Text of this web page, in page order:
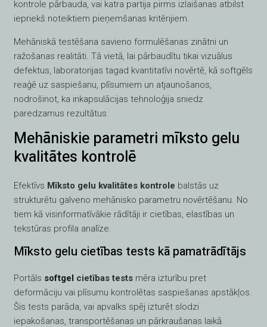
kontrole pārbauda, vai katra partija pirms izlaišanas atbilst
iepriekš noteiktiem pieņemšanas kritērijiem.
Mehāniskā testēšana savieno formulēšanas zinātni un
ražošanas realitāti. Tā vietā, lai pārbaudītu tikai vizuālus
defektus, laboratorijas tagad kvantitatīvi novērtē, kā softgēls
reaģē uz saspiešanu, plīsumiem un atjaunošanos,
nodrošinot, ka inkapsulācijas tehnoloģija sniedz
paredzamus rezultātus.
Mehāniskie parametri mīksto gelu
kvalitātes kontrolē
Efektīvs Mīksto gelu kvalitātes kontrole balstās uz
strukturētu galveno mehānisko parametru novērtēšanu. No
tiem kā visinformatīvākie rādītāji ir cietības, elastības un
tekstūras profila analīze.
Mīksto gelu cietības tests kā pamatrādītājs
Portāls softgel cietības tests mēra izturību pret
deformāciju vai plīsumu kontrolētas saspiešanas apstākļos.
Šis tests parāda, vai apvalks spēj izturēt slodzi
iepakošanas, transportēšanas un pārkraušanas laikā.